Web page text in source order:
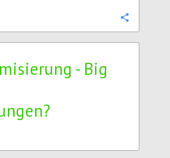
- Big